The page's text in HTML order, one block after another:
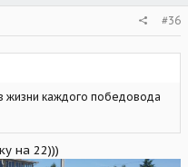
#36
жизни каждого победовода
на 22)))